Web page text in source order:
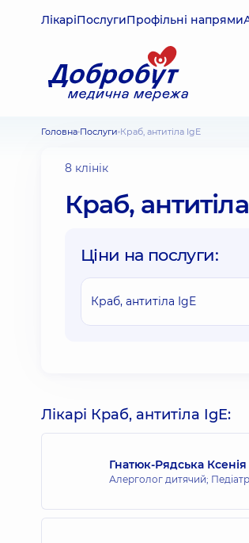
ЛікаріПослугиПрофільні напрями
Головна Послуги Краб, антитіла IgE
8 клінік
Краб,
Ціни на послуги:
Краб, антитіла IgE
Лікарі Краб, антитіла IgE:
Гнатюк-Рядська Ксенія
Алерголог дитячий; Педіатр,